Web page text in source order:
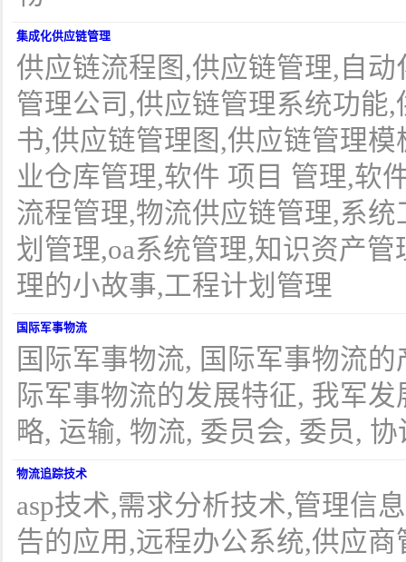
集成化供应链管理
供应链流程图,供应链管理,自
管理公司,供应链管理系统功能
书,供应链管理图,供应链管理
业仓库管理,软件 项目 管理,软
流程管理,物流供应链管理,系
划管理,oa系统管理,知识资产
理的小故事,工程计划管理
国际军事物流
国际军事物流, 国际军事物流
际军事物流的发展特征, 我军
略, 运输, 物流, 委员会, 委员,
物流追踪技术
asp技术,需求分析技术,管理信
告的应用,远程办公系统,供应